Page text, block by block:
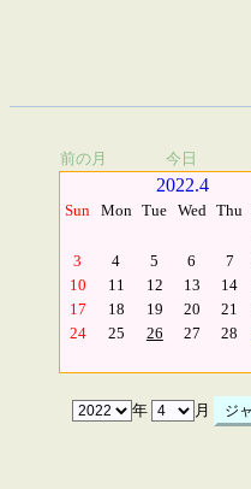
前の月 今日
2022.4
Sun Mon Tue Wed Thu
3
4 5 6 7
10
11 12 13 14
17
18 19 20 21
24
25 26 27 28
年 月